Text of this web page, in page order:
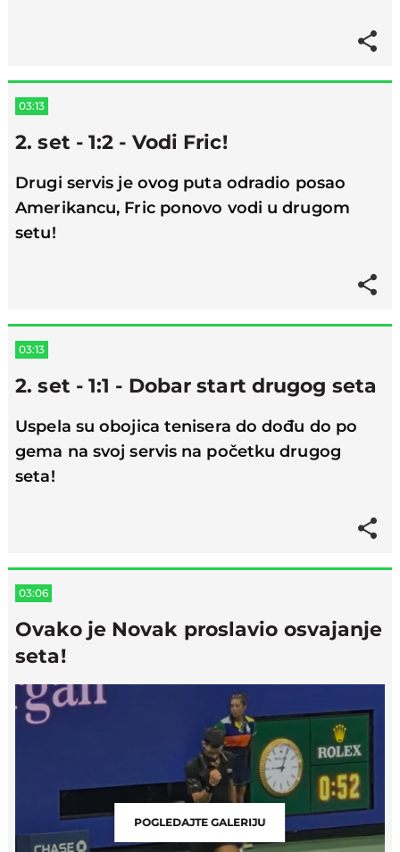
03:13
2. set - 1:2 - Vodi Fric!
Drugi servis je ovog puta odradio posao
Amerikancu, Fric ponovo vodi u drugom
setu!
03:13
2. set - 1:1 - Dobar start drugog seta
Uspela su obojica tenisera do dođu do po
gema na svoj servis na početku drugog
seta!
03:06
Ovako je Novak proslavio osvajanje
seta!
POGLEDAJTE GALERIJU